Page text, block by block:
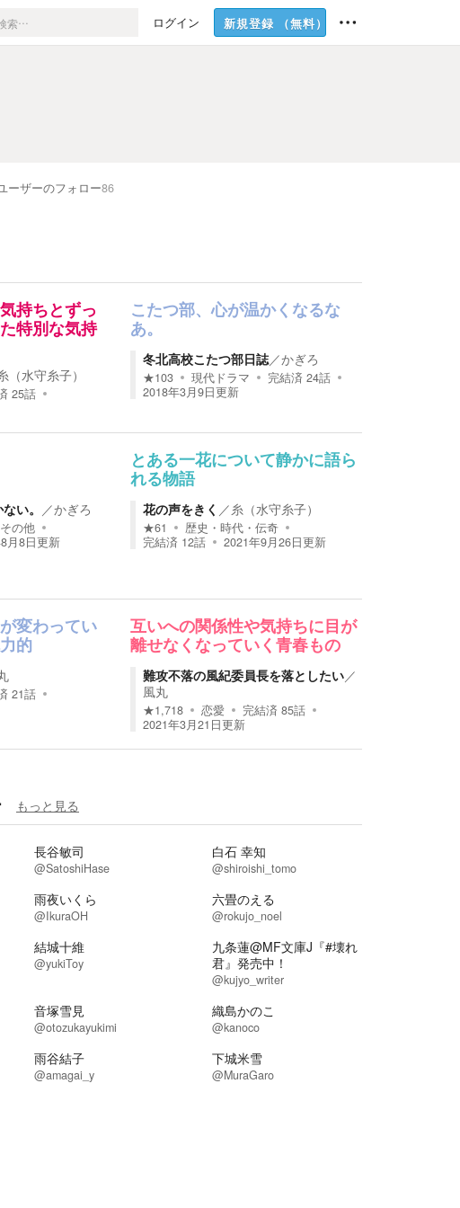
ログイン 新規登録 （無料）
ーザーのフォロー86
持ちとずっ
特別な気持
（水守糸子）
25話
こたつ部、心が温かくなるな
あ。
冬北高校こたつ部日誌／かぎろ
★103 現代ドラマ 完結済 24話
2018年3月9日更新
い。 ／かぎろ
の他
月8日更新
とある一花について静かに語ら
れる物語
花の声をきく ／糸（水守糸子）
★61
歴史・時代・伝奇
完結済 12話 2021年9月26日更新
変わってい
的
21話
互いへの関係性や気持ちに目が
離せなくなっていく青春もの
難攻不落の風紀委員長を落としたい／
風丸
★1,718 恋愛 完結済 85話
2021年3月21日更新
もっと見る
長谷敏司
@SatoshiHase
白石 幸知
@shiroishi_tomo
雨夜いくら
@IkuraOH
六畳のえる
@rokujo_noel
結城十維
@yukiToy
九条蓮@MF文庫J『#壊れ
君』発売中！
@kujyo_writer
音塚雪見
@otozukayukimi
織島かのこ
@kanoco
雨谷結子
@amagai_y
下城米雪
@MuraGaro